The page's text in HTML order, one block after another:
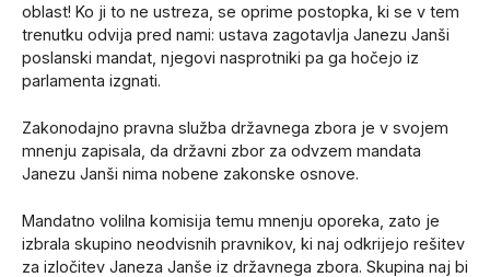
oblast! Ko ji to ne ustreza, se oprime postopka, ki se v tem
trenutku odvija pred nami: ustava zagotavlja Janezu Janši
poslanski mandat, njegovi nasprotniki pa ga hočejo iz
parlamenta izgnati.
Zakonodajno pravna služba državnega zbora je v svojem
mnenju zapisala, da državni zbor za odvzem mandata
Janezu Janši nima nobene zakonske osnove.
Mandatno volilna komisija temu mnenju oporeka, zato je
izbrala skupino neodvisnih pravnikov, ki naj odkrijejo rešitev
za izločitev Janeza Janše iz državnega zbora. Skupina naj bi